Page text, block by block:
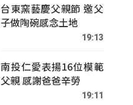
台東窯藝慶父親節 邀父
子做陶碗感念土地
19:13
南投仁愛表揚16位模範
父親 感謝爸爸辛勞
19:11